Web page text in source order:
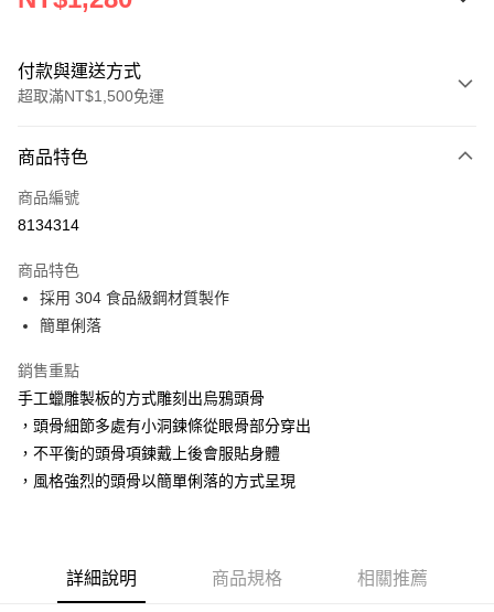
付款與運送方式
超取滿NT$1,500免運
信用卡一次付款
信用卡分期付款
合作金庫商業銀行
華南商業銀行
上海商業儲蓄銀行
臺灣中小企業銀行
匯豐（台灣）商業銀行
聯邦商業銀行
遠東國際商業銀行
元大商業銀行
永豐商業銀行
台新國際商業銀行
中國信託商業銀行
超商取貨付款
LINE Pay
Apple Pay
街口支付
悠遊付
AFTEE先享後付
便利好安心！
１．簡單：不需註冊會員、不需綁卡、不需儲值。
商品特色
商品編號
8134314
商品特色
採用 304 食品級鋼材質製作
簡單俐落
銷售重點
手工蠟雕製板的方式雕刻出烏鴉頭骨
，頭骨細節多處有小洞鍊條從眼骨部分穿出
，不平衡的頭骨項鍊戴上後會服貼身體
，風格強烈的頭骨以簡單俐落的方式呈現
詳細說明 商品規格 相關推薦